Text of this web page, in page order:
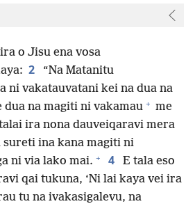
o Jisu ena vosa
2
“Na Matanitu
ni vakatauvatani kei na dua na
na magiti ni vakamau + me
ira nona dauveiqaravi mera
ina kana magiti ni
ni via lako mai. + 4
E tala eso
qai tukuna, ‘Ni lai kaya vei ira
tu na ivakasigalevu, na